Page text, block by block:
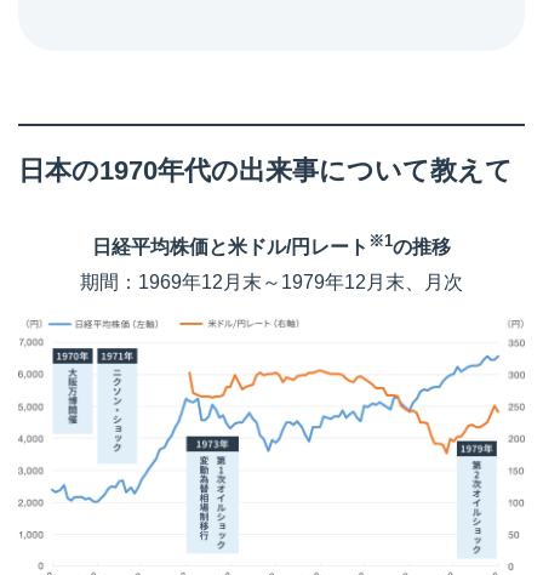
日本の1970年代の出来事について教えて
日経平均株価と米ドル/円レート ※1の推移
期間：1969年12月末～1979年12月末、月次